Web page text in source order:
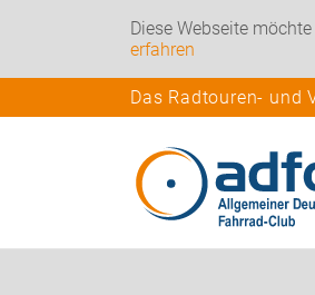
Diese Webseite
erfahren
Das Radtouren- und